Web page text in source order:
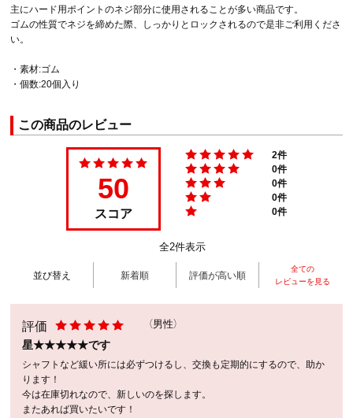
主にハード用ポイントのネジ部分に使用されることが多い商品です。
ゴムの性質でネジを締めた際、しっかりとロックされるので是非ご利用くださ
い。
・素材:ゴム
・個数:20個入り
この商品のレビュー
50
スコア
2件
0件
0件
0件
0件
全2件表示
並び替え 新着順 評価が高い順
全ての
レビューを見る
評価 （男性）
星★★★★★です
シャフトなど緩い所には必ずつけるし、交換も定期的にするので、助か
ります！
今は在庫切れなので、新しいのを探します。
またあれば買いたいです！